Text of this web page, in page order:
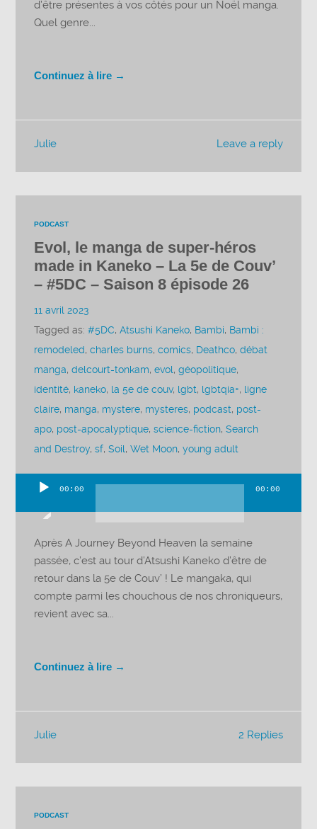
d’être présentes à vos côtés pour un Noël manga.
Quel genre...
Continuez à lire →
Leave a reply
Julie
PODCAST
Evol, le manga de super-héros
made in Kaneko – La 5e de Couv’
– #5DC – Saison 8 épisode 26
11 avril 2023
Tagged as:#5DC,Atsushi Kaneko, Bambi, Bambi :
remodeled,charles burns,comics, Deathco,débat
manga,delcourt-tonkam,evol,géopolitique,
identité, kaneko, la 5e de couv, lgbt, lgbtqia+, ligne
claire, manga, mystere, mysteres, podcast, post-
apo, post-apocalyptique,science-fiction,Search
and Destroy,sf,Soil,Wet Moon,young adult
audio
00:00 00:00
Après A Journey Beyond Heaven la semaine
passée, c’est au tour d’Atsushi Kaneko d’être de
retour dans la 5e de Couv’ ! Le mangaka, qui
compte parmi les chouchous de nos chroniqueurs,
revient avec sa...
Continuez à lire →
2 Replies
Julie
PODCAST